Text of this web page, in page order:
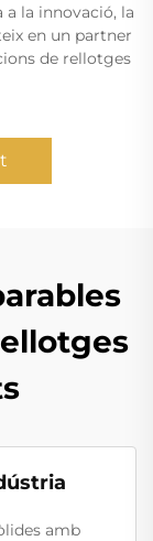
a la innovació, la
en un partner
de rellotges
amb